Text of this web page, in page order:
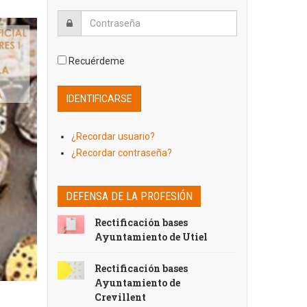
Recuérdeme
¿Recordar usuario?
¿Recordar contraseña?
DEFENSA DE LA PROFESIÓN
Rectificación bases
Ayuntamiento de Utiel
Rectificación bases
Ayuntamiento de
Crevillent